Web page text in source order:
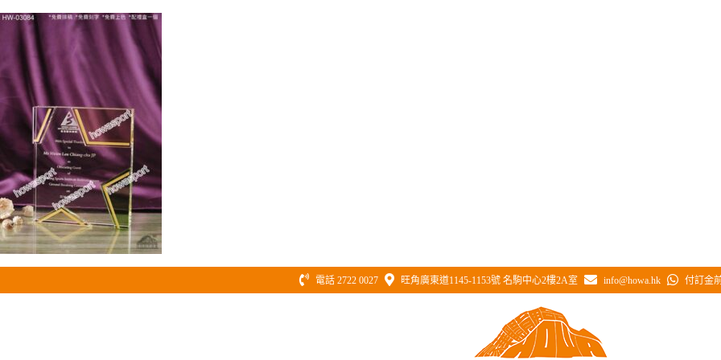
Skip
content
電話 2722 0027 旺角廣東道1145-1153號 名駒中心2樓2A室 info@howa.hk 付訂金